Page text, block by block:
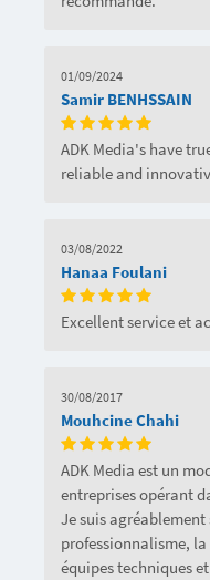
01/09/2024
Samir BENHSSAIN
ADK Media's have
reliable and
03/08/2022
Hanaa Foulani
Excellent service et
30/08/2017
Mouhcine Chahi
ADK Media est un
entreprises opérant
Je suis
professionnalisme,
équipes techniques